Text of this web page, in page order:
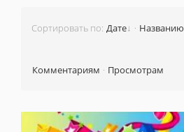
Сортировать по: Дате · Названию
Комментариям · Просмотрам